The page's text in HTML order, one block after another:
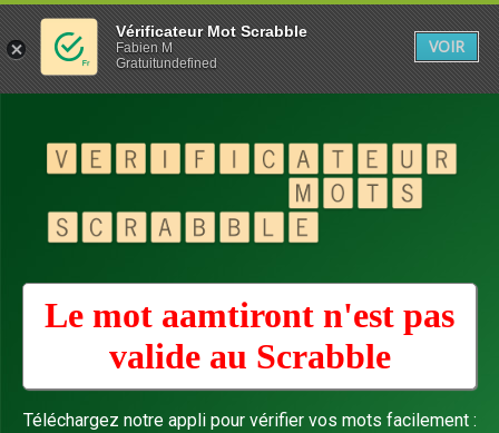
Le mot aamtiront n'est pas
valide au Scrabble
Téléchargez notre appli pour vérifier vos mots facilement :
Vérificateur Mot Scrabble
Fabien M
Gratuitundefined
VOIR